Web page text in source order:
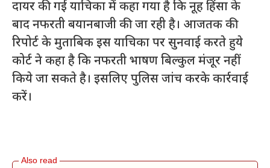
दायर की गई याचिका में कहा गया है कि नूह हिंसा के
बाद नफरती बयानबाजी की जा रही है। आजतक की
रिपोर्ट के मुताबिक इस याचिका पर सुनवाई करते हुये
कोर्ट ने कहा है कि नफरती भाषण बिल्कुल मंजूर नहीं
किये जा सकते है। इसलिए पुलिस जांच करके कार्रवाई
करें।